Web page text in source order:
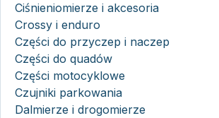
Ciśnieniomierze i akcesoria
Crossy i enduro
Części do przyczep i naczep
Części do quadów
Części motocyklowe
Czujniki parkowania
Dalmierze i drogomierze